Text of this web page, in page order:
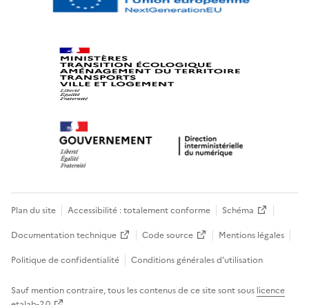
Plan du site Accessibilité : totalement conforme
Schéma
Documentation technique
Code source
Mentions légales
Politique de confidentialité
Conditions générales d’utilisation
Sauf mention contraire, tous les contenus de ce site sont sous licence